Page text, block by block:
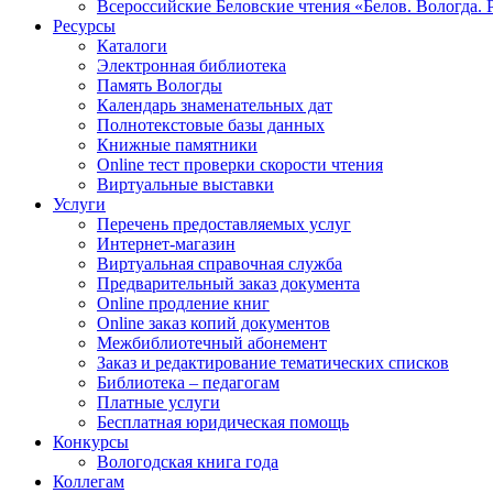
Всероссийские Беловские чтения «Белов. Вологда.
Ресурсы
Каталоги
Электронная библиотека
Память Вологды
Календарь знаменательных дат
Полнотекстовые базы данных
Книжные памятники
Online тест проверки скорости чтения
Виртуальные выставки
Услуги
Перечень предоставляемых услуг
Интернет-магазин
Виртуальная справочная служба
Предварительный заказ документа
Online продление книг
Online заказ копий документов
Межбиблиотечный абонемент
Заказ и редактирование тематических списков
Библиотека – педагогам
Платные услуги
Бесплатная юридическая помощь
Конкурсы
Вологодская книга года
Коллегам